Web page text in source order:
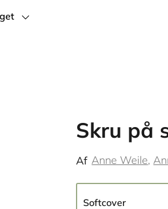
Skru på
Af Anne Weile
Softcover